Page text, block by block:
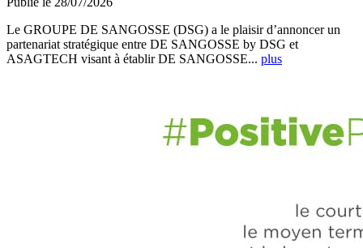
Le GROUPE DE SANGOSSE (DSG) a le plaisir d’annoncer un
partenariat stratégique entre DE SANGOSSE by DSG et
ASAGTECH visant à établir DE SANGOSSE... plus